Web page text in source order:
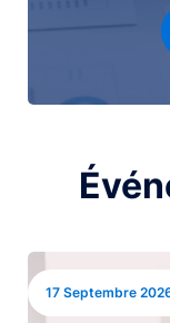
Image
17 Septembre